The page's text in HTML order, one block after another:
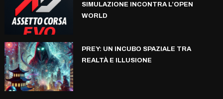
SIMULAZIONE INCONTRA L’OPEN
WORLD
PREY: UN INCUBO SPAZIALE TRA
REALTÀ E ILLUSIONE